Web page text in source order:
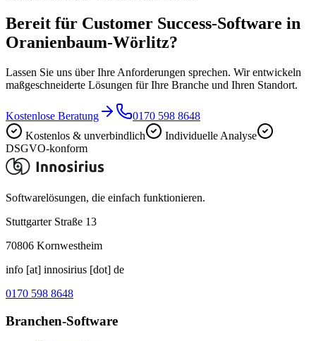
Bereit für Customer Success-Software in
Oranienbaum-Wörlitz?
Lassen Sie uns über Ihre Anforderungen sprechen. Wir entwickeln
maßgeschneiderte Lösungen für Ihre Branche und Ihren Standort.
Kostenlose Beratung
0170 598 8648
Kostenlos & unverbindlich
Individuelle Analyse
DSGVO-konform
Softwarelösungen, die einfach funktionieren.
Stuttgarter Straße 13
70806 Kornwestheim
info [at] innosirius [dot] de
0170 598 8648
Branchen-Software